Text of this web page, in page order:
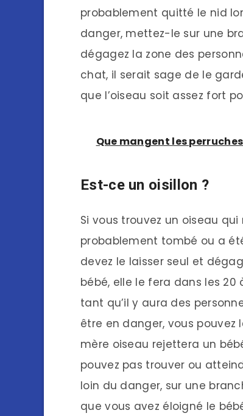
probablement quitté le nid
danger, mettez-le sur une
dégagez la zone des
chat, il serait sage de le
que l’oiseau soit assez fort
Que mangent les
Est-ce un oisillon ?
Si vous trouvez un oiseau qui
probablement tombé ou a
devez le laisser seul et
bébé, elle le fera dans les 20
tant qu’il y aura des
être en danger, vous pouvez
mère oiseau rejettera un
pouvez pas trouver ou
loin du danger, sur une
que vous avez éloigné le